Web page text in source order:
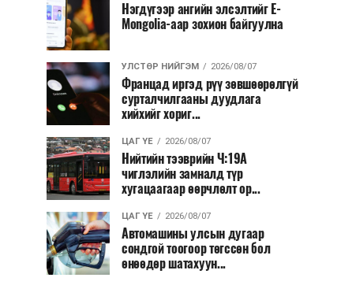
Нэгдүгээр ангийн элсэлтийг E-
Mongolia-аар зохион байгуулна
УЛСТӨР НИЙГЭМ 2026/08/07
Францад иргэд рүү зөвшөөрөлгүй
сурталчилгааны дуудлага
хийхийг хориг...
ЦАГ ҮЕ 2026/08/07
Нийтийн тээврийн Ч:19А
чиглэлийн замналд түр
хугацаагаар өөрчлөлт ор...
ЦАГ ҮЕ 2026/08/07
Автомашины улсын дугаар
сондгой тоогоор төгссөн бол
өнөөдөр шатахуун...